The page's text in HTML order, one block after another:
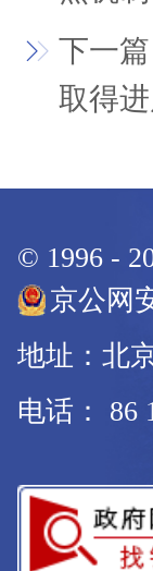
下一
取得
© 1996 -
京公网
地址：北
电话： 86